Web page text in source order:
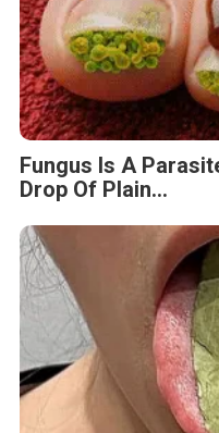
Fungus Is A
Drop Of Plain...